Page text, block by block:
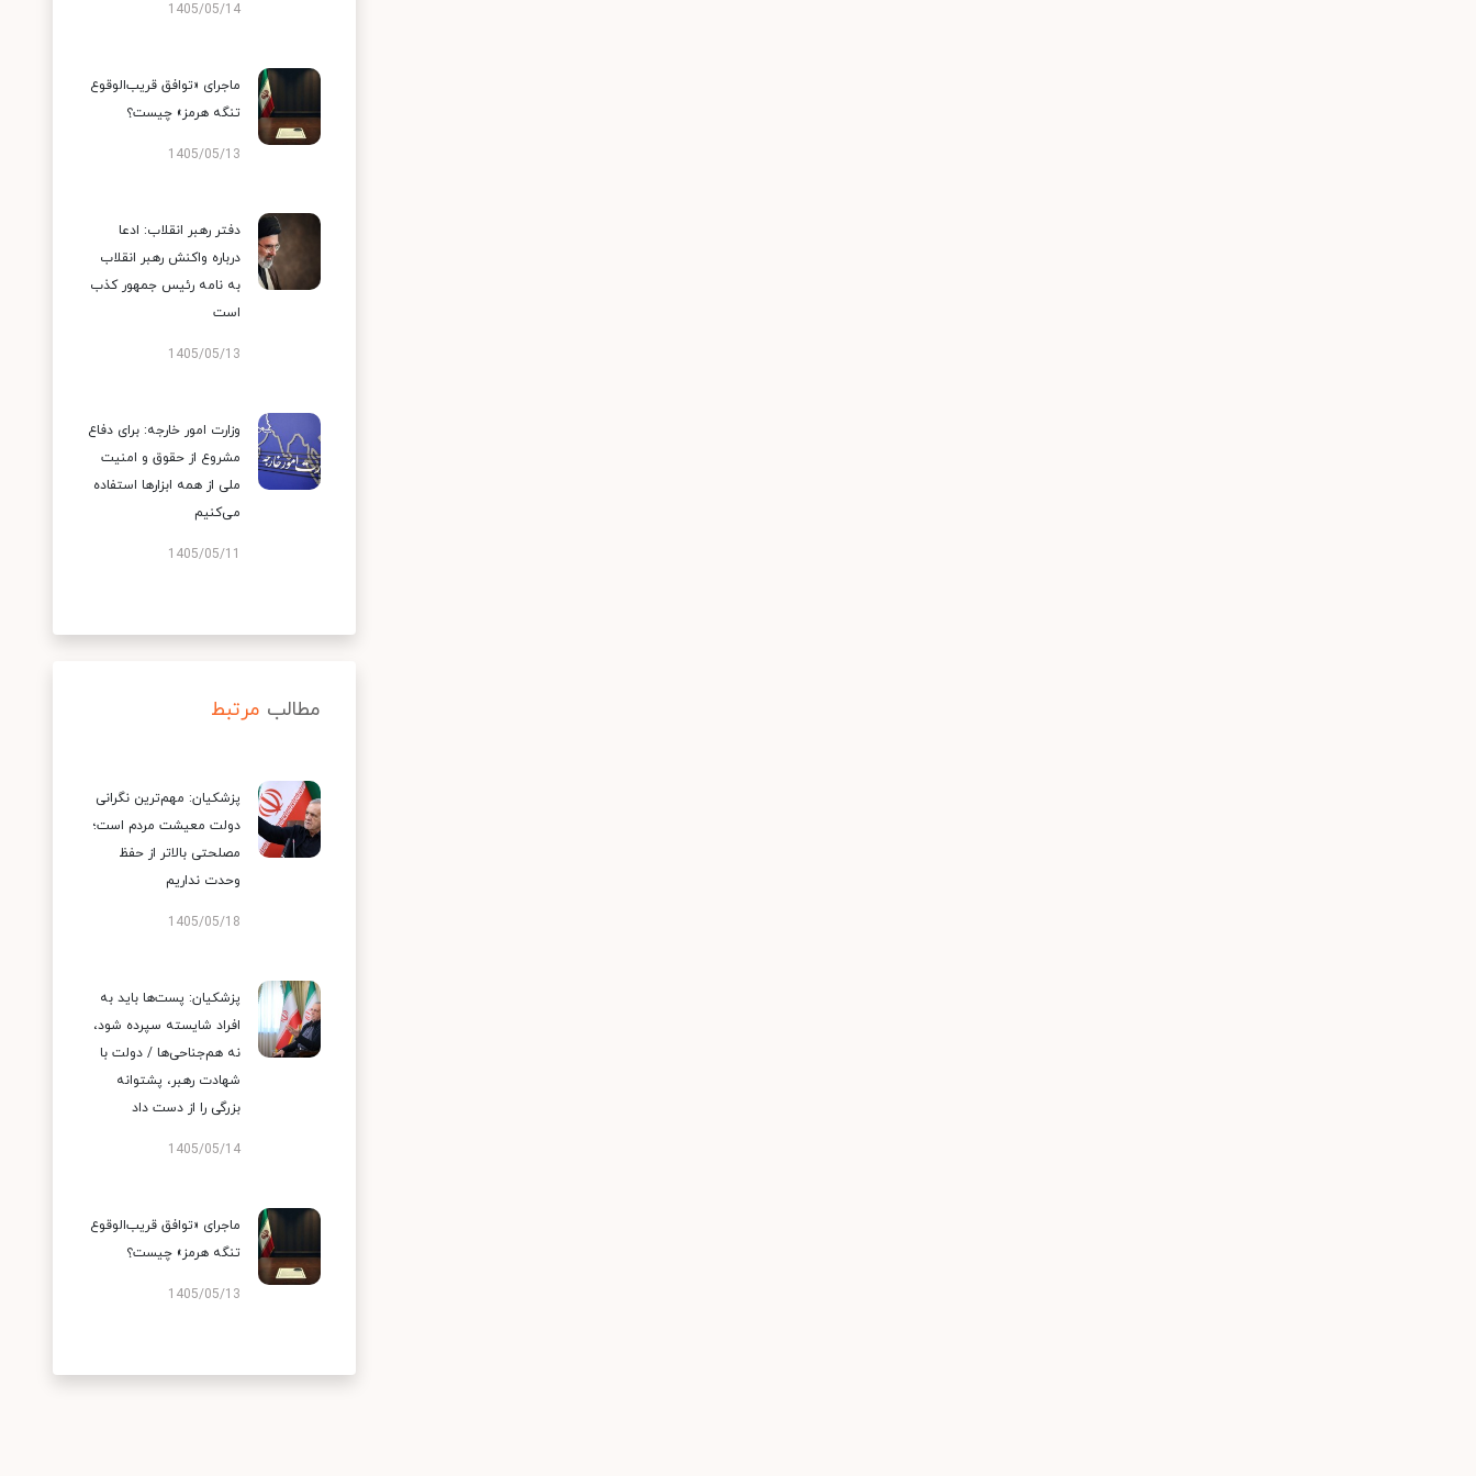
1405/05/14
ماجرای «توافق قریب‌الوقوع
تنگه هرمز» چیست؟
1405/05/13
دفتر رهبر انقلاب: ادعا
درباره واکنش رهبر انقلاب
به نامه رئیس جمهور کذب
است
1405/05/13
وزارت امور خارجه: برای دفاع
مشروع از حقوق و امنیت
ملی از همه ابزارها استفاده
می‌کنیم
1405/05/11
مطالب مرتبط
پزشکیان: مهم‌ترین نگرانی
دولت معیشت مردم است؛
مصلحتی بالاتر از حفظ
وحدت نداریم
1405/05/18
پزشکیان: پست‌ها باید به
افراد شایسته سپرده شود،
نه هم‌جناحی‌ها / دولت با
شهادت رهبر، پشتوانه
بزرگی را از دست داد
1405/05/14
ماجرای «توافق قریب‌الوقوع
تنگه هرمز» چیست؟
1405/05/13